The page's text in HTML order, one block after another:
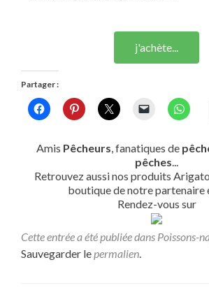
j'achète...
Partager :
Amis Pêcheurs , fanatiques de
pêches
Retrouvez aussi nos produits
boutique de notre partenaire
Rendez-vous sur
Cette entrée a été publiée dans Poissons-
Sauvegarder le permalien